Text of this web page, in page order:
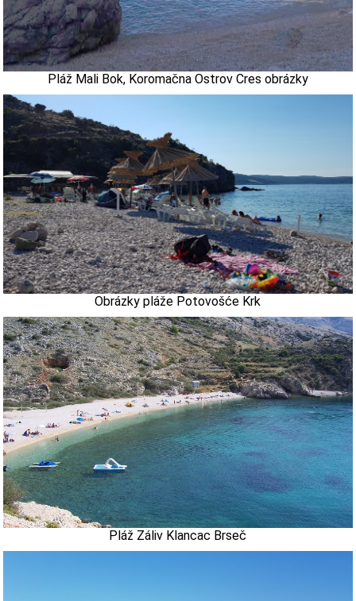
Pláž Mali Bok, Koromačna Ostrov Cres obrázky
Obrázky pláže Potovošće Krk
Pláž Záliv Klancac Brseč